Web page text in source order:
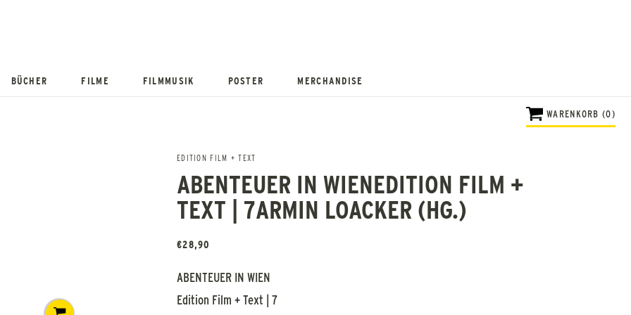
BÜCHER FILME FILMMUSIK POSTER MERCHANDISE
WARENKORB (0)
EDITION FILM + TEXT
ABENTEUER IN WIENEDITION FILM +
TEXT | 7ARMIN LOACKER (HG.)
€28,90
ABENTEUER IN WIEN
Edition Film + Text | 7